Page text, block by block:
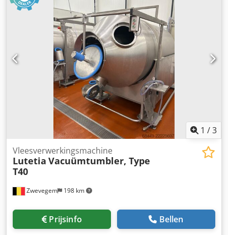
Voorzien voor afzuiging
1 /3
Zwevegem 198 km
Vleesverwerkingsmachine
Lutetia Vacuümtumbler, Type
T40
Prijsinfo Bellen